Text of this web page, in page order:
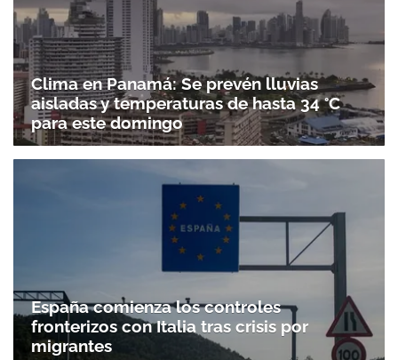
Clima en Panamá: Se prevén lluvias
aisladas y temperaturas de hasta 34 °C
para este domingo
España comienza los controles
fronterizos con Italia tras crisis por
migrantes